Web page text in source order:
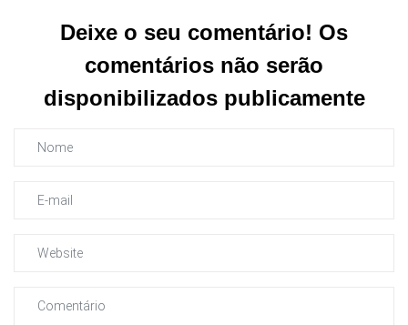
Deixe o seu comentário! Os
comentários não serão
disponibilizados publicamente